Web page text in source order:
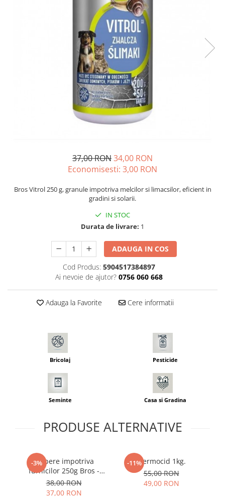
Seminte de Patrunjel
Seminte dovlecel / dovleac
Seminte pastarnac
Seminte ridichi
Seminte rosii
Seminte salata
Seminte varza
Seminte Vinete
Seminte Legume Profesionale
Seminte trifoi
Adjuvant
37,00 RON34,00 RON
Economisesti: 3,00 RON
Bros Vitrol 250 g, granule impotriva melcilor si limacsilor, eficient in
gradini si solarii.
IN STOC
Durata de livrare: 1
ADAUGA IN COS
Cod Produs: 5904517384897
Ai nevoie de ajutor? 0756 060 668
Adauga la Favorite Cere informatii
Bricolaj Pesticide
Seminte Casa si Gradina
PRODUSE ALTERNATIVE
-3%
Pulbere impotriva
furnicilor 250g Bros -
Elimina Musuroiul in 24
de Ore
38,00 RON
37,00 RON
-11%Viermocid 1kg.
55,00 RON
49,00 RON